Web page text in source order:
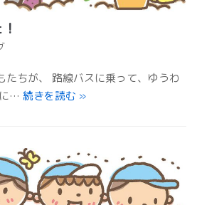
たちが、 路線バスに乗って、ゆうわ
… 続きを読む »